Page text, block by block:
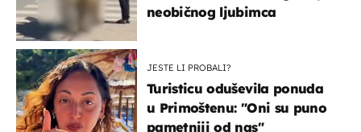
neobičnog ljubimca
JESTE LI PROBALI?
Turisticu oduševila ponuda
u Primoštenu: "Oni su puno
pametniji od nas"